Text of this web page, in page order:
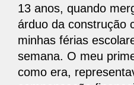
13 anos, quando
árduo da construção
minhas férias
semana. O meu
como era,